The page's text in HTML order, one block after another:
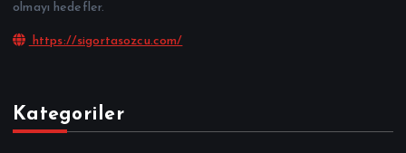
olmayı hedefler.
https://sigortasozcu.com/
Kategoriler